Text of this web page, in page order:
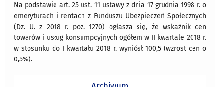
Na podstawie art. 25 ust. 11 ustawy z dnia 17 grudnia 1998 r. o
emeryturach i rentach z Funduszu Ubezpieczeń Społecznych
(Dz. U. z 2018 r. poz. 1270) ogłasza się, że wskaźnik cen
towarów i usług konsumpcyjnych ogółem w II kwartale 2018 r.
w stosunku do I kwartału 2018 r. wyniósł 100,5 (wzrost cen o
0,5%).